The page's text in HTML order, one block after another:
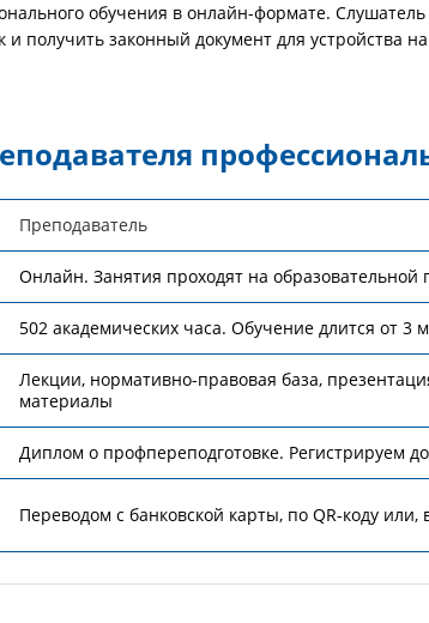
обучения в онлайн-формате.
и получить законный документ для устройства
Преподаватель
Онлайн. Занятия проходят на образовательной
502 академических часа. Обучение длится от 3
Лекции, нормативно-правовая база,
материалы
Диплом о профпереподготовке. Регистрируем
Переводом с банковской карты, по QR-коду или,